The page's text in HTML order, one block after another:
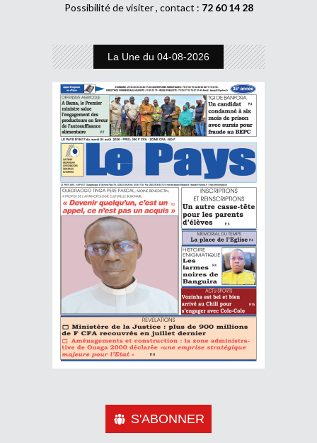
Possibilité de visiter , contact : 72 60 14 28
La Une du 04-08-2026
S'ABONNER